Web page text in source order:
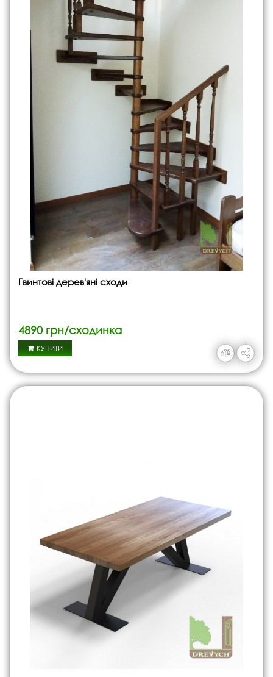
Гвинтові дерев'яні сходи
4890 грн/сходинка
КУПИТИ